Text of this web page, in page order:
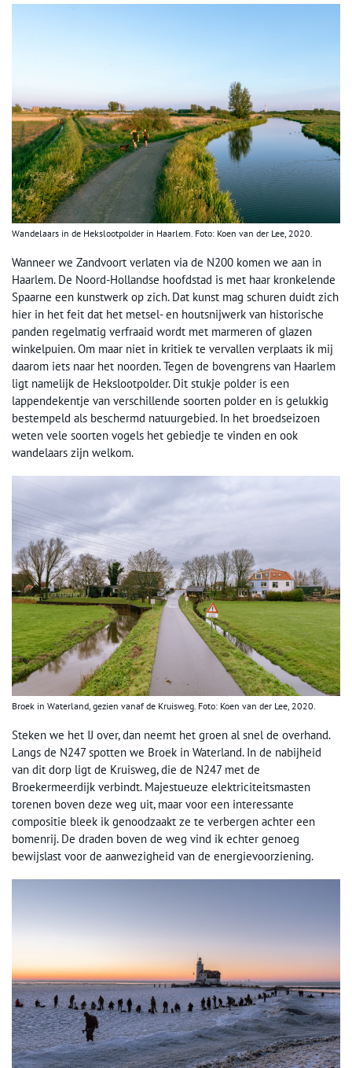
Wandelaars in de Hekslootpolder in Haarlem. Foto: Koen van der Lee, 2020.
Wanneer we Zandvoort verlaten via de N200 komen we aan in
Haarlem. De Noord-Hollandse hoofdstad is met haar kronkelende
Spaarne een kunstwerk op zich. Dat kunst mag schuren duidt zich
hier in het feit dat het metsel- en houtsnijwerk van historische
panden regelmatig verfraaid wordt met marmeren of glazen
winkelpuien. Om maar niet in kritiek te vervallen verplaats ik mij
daarom iets naar het noorden. Tegen de bovengrens van Haarlem
ligt namelijk de Hekslootpolder. Dit stukje polder is een
lappendekentje van verschillende soorten polder en is gelukkig
bestempeld als beschermd natuurgebied. In het broedseizoen
weten vele soorten vogels het gebiedje te vinden en ook
wandelaars zijn welkom.
Broek in Waterland, gezien vanaf de Kruisweg. Foto: Koen van der Lee, 2020.
Steken we het IJ over, dan neemt het groen al snel de overhand.
Langs de N247 spotten we Broek in Waterland. In de nabijheid
van dit dorp ligt de Kruisweg, die de N247 met de
Broekermeerdijk verbindt. Majestueuze elektriciteitsmasten
torenen boven deze weg uit, maar voor een interessante
compositie bleek ik genoodzaakt ze te verbergen achter een
bomenrij. De draden boven de weg vind ik echter genoeg
bewijslast voor de aanwezigheid van de energievoorziening.